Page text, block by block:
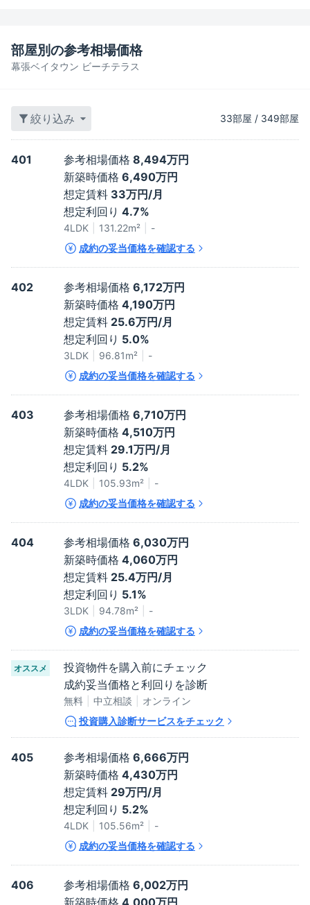
幕張ベイタウン ビーチテラス
部屋別の参考相場価格
絞り込み 33部屋 / 349部屋
401 参考相場価格 8,494万円
新築時価格 6,490万円
想定賃料 33万円/月
想定利回り 4.7%
4LDK 131.22m²
-
成約の妥当価格を確認する
402 参考相場価格 6,172万円
新築時価格 4,190万円
想定賃料 25.6万円/月
想定利回り 5.0%
3LDK 96.81m²
-
成約の妥当価格を確認する
403 参考相場価格 6,710万円
新築時価格 4,510万円
想定賃料 29.1万円/月
想定利回り 5.2%
4LDK 105.93m²
-
成約の妥当価格を確認する
404 参考相場価格 6,030万円
新築時価格 4,060万円
想定賃料 25.4万円/月
想定利回り 5.1%
3LDK 94.78m²
-
成約の妥当価格を確認する
オススメ
投資物件を購入前にチェック
成約妥当価格と利回りを診断
無料 中立相談
オンライン
投資購入診断サービスをチェック
405 参考相場価格 6,666万円
新築時価格 4,430万円
想定賃料 29万円/月
想定利回り 5.2%
4LDK 105.56m²
-
成約の妥当価格を確認する
406 参考相場価格 6,002万円
新築時価格 4,000万円